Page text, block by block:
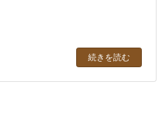
続きを読む